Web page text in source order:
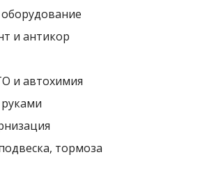
и антикор
и автохимия
тормоза